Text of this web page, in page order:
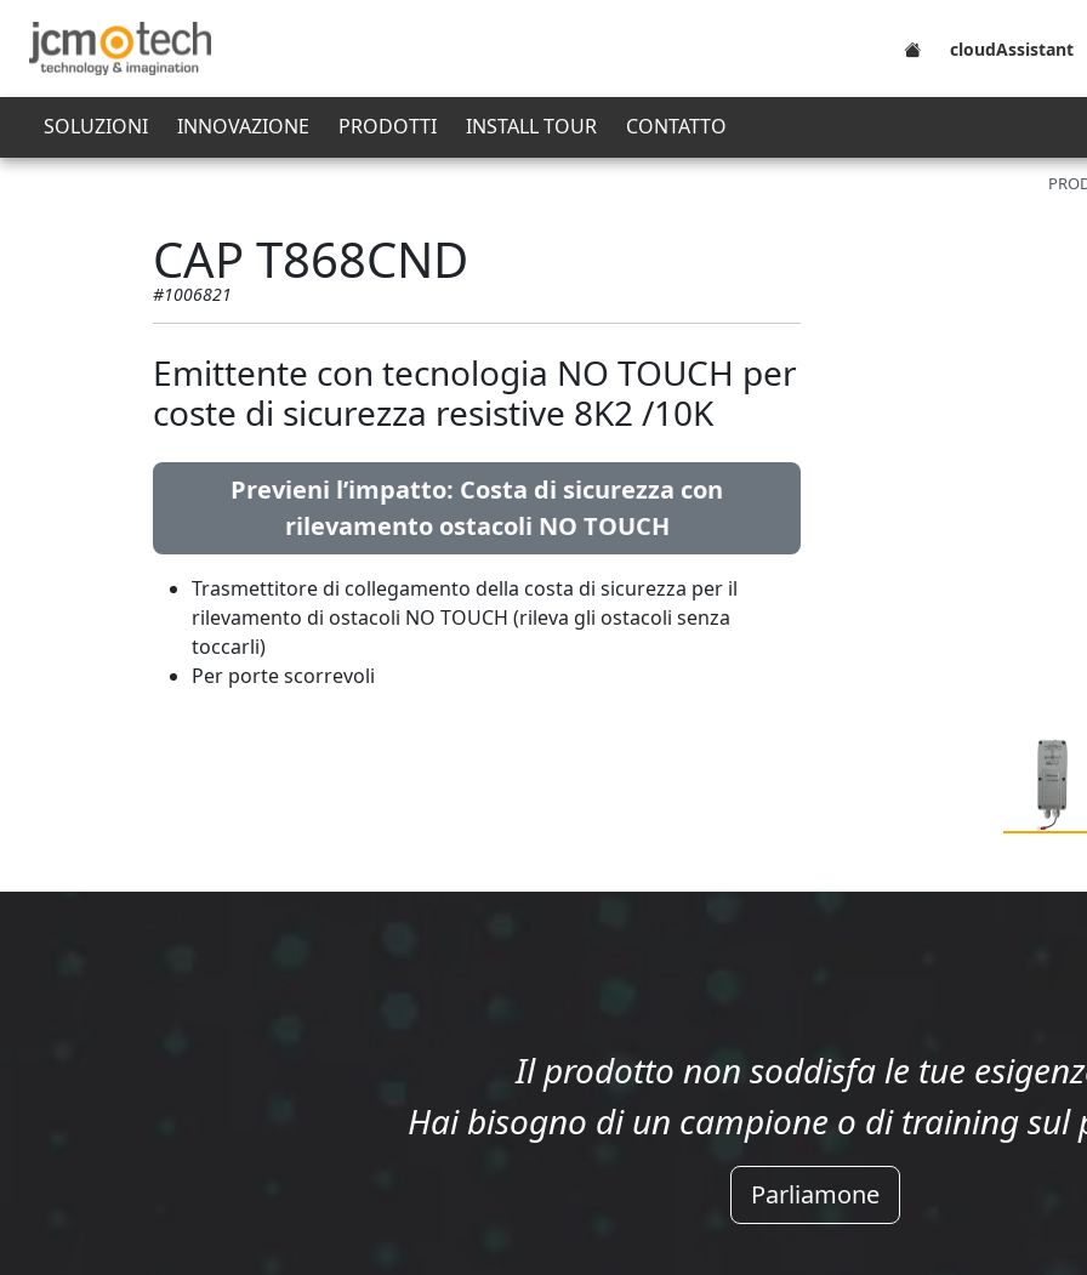
cloudAssistant
SOLUZIONI INNOVAZIONE PRODOTTI INSTALL TOUR CONTATTO
CAP T868CND
#1006821
Emittente con tecnologia NO TOUCH per
coste di sicurezza resistive 8K2 /10K
Previeni l’impatto: Costa di sicurezza con
rilevamento ostacoli NO TOUCH
Trasmettitore di collegamento della costa di sicurezza per il
rilevamento di ostacoli NO TOUCH (rileva gli ostacoli senza
toccarli)
Per porte scorrevoli
Il prodotto non soddisfa le tue
Hai bisogno di un campione o di training sul
Parliamone